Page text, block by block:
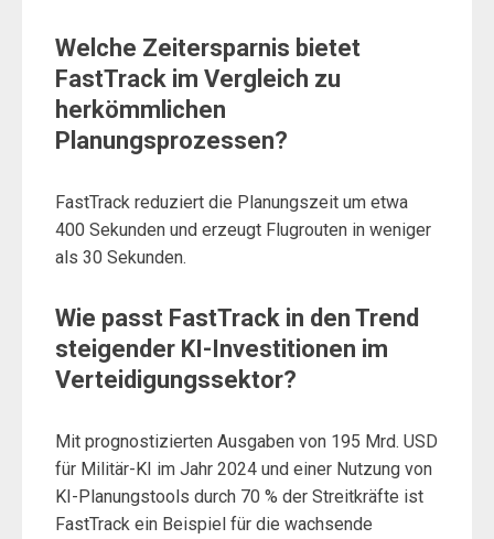
Welche Zeitersparnis bietet
FastTrack im Vergleich zu
herkömmlichen
Planungsprozessen?
FastTrack reduziert die Planungszeit um etwa
400 Sekunden und erzeugt Flugrouten in weniger
als 30 Sekunden.
Wie passt FastTrack in den Trend
steigender KI-Investitionen im
Verteidigungssektor?
Mit prognostizierten Ausgaben von 195 Mrd. USD
für Militär-KI im Jahr 2024 und einer Nutzung von
KI-Planungstools durch 70 % der Streitkräfte ist
FastTrack ein Beispiel für die wachsende